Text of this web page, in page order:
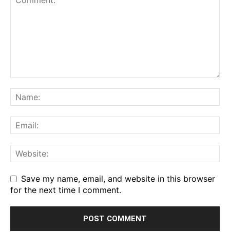
Save my name, email, and website in this browser
for the next time I comment.